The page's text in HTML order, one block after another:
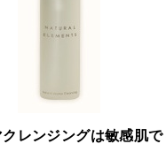
レンジングは敏感肌で